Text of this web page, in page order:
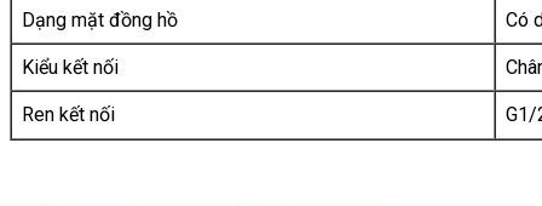
Dạng mặt đồng hồ Có
Kiểu kết nối
Ren kết nối G1/